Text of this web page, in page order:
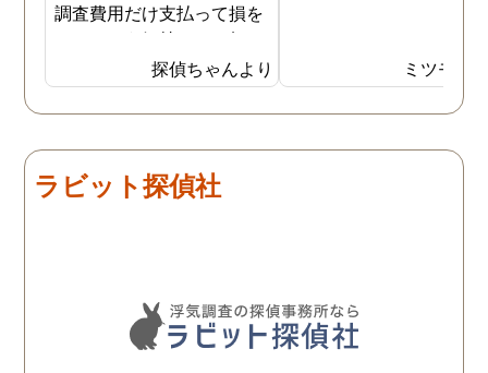
調査費用だけ支払って損を
したという気持ちで一杯で
した。今回また夫の浮気疑
惑が浮上し、今度こそは探
偵選びにも気を遣いまし
せの段階から「ここなら安
心して任せられる」と思え
した。追加の調査費用など
もなく、探偵選びの重要さ
を感じました。
探偵ちゃんより ミツモア
ラビット探偵社